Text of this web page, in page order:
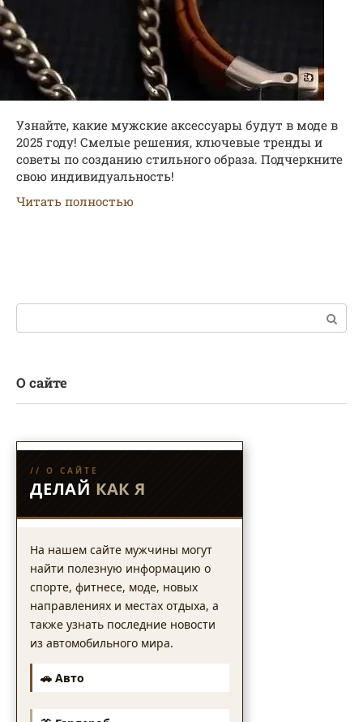
Узнайте, какие мужские аксессуары будут в моде в
2025 году! Смелые решения, ключевые тренды и
советы по созданию стильного образа. Подчеркните
свою индивидуальность!
Читать полностью
Поиск:
О сайте
// О САЙТЕ
ДЕЛАЙ КАК Я
На нашем сайте мужчины могут
найти полезную информацию о
спорте, фитнесе, моде, новых
направлениях и местах отдыха, а
также узнать последние новости
из автомобильного мира.
🚗 Авто